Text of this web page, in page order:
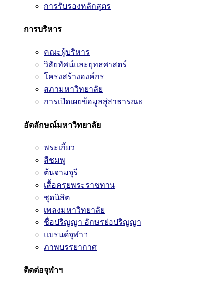
การรับรองหลักสูตร
การบริหาร
คณะผู้บริหาร
วิสัยทัศน์และยุทธศาสตร์
โครงสร้างองค์กร
สภามหาวิทยาลัย
การเปิดเผยข้อมูลสู่สาธารณะ
อัตลักษณ์มหาวิทยาลัย
พระเกี้ยว
สีชมพู
ต้นจามจุรี
เสื้อครุยพระราชทาน
ชุดนิสิต
เพลงมหาวิทยาลัย
ชื่อปริญญา อักษรย่อปริญญา
แบรนด์จุฬาฯ
ภาพบรรยากาศ
ติดต่อจุฬาฯ